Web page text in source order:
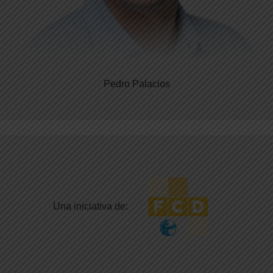
Pedro Palacios
Una iniciativa de: